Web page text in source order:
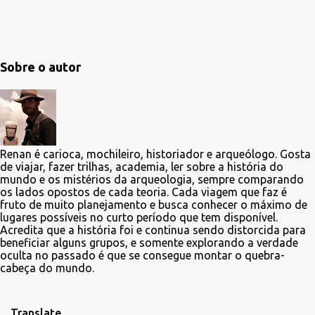
Sobre o autor
Renan é carioca, mochileiro, historiador e arqueólogo. Gosta
de viajar, fazer trilhas, academia, ler sobre a história do
mundo e os mistérios da arqueologia, sempre comparando
os lados opostos de cada teoria. Cada viagem que faz é
fruto de muito planejamento e busca conhecer o máximo de
lugares possíveis no curto período que tem disponível.
Acredita que a história foi e continua sendo distorcida para
beneficiar alguns grupos, e somente explorando a verdade
oculta no passado é que se consegue montar o quebra-
cabeça do mundo.